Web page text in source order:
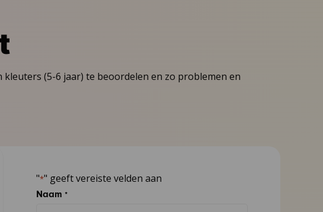
(5-6 jaar) te beoordelen en zo problemen en
"*" geeft vereiste velden aan
Naam *